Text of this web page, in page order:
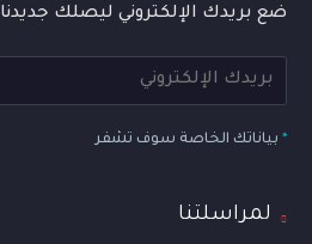
ضع بريدك الإلكتروني ليصلك جديدنا
* بياناتك الخاصة سوف تشفر
لمراسلتنا